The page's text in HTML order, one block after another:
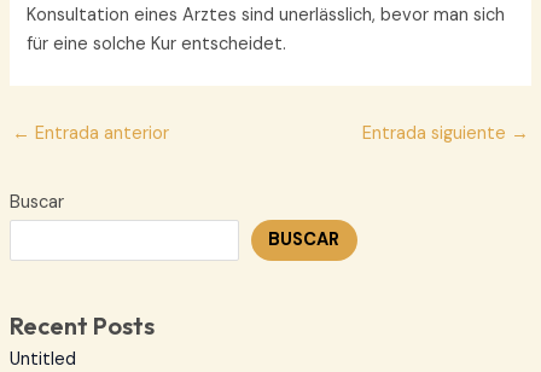
Buscar
BUSCAR
Recent Posts
Untitled
Konsultation eines Arztes sind unerlässlich, bevor man sich
für eine solche Kur entscheidet.
Navegación
← Entrada anterior Entrada siguiente →